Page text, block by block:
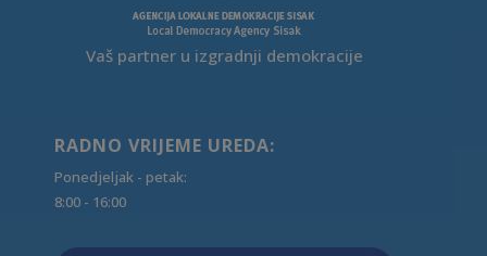
Vaš partner u izgradnji demokracije
RADNO VRIJEME UREDA:
Ponedjeljak - petak:
8:00 - 16:00